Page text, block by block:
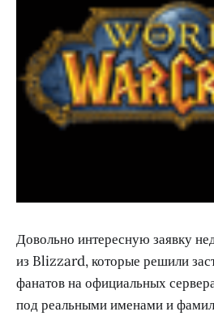
Довольно интересную заявку
из Blizzard, которые решили
фанатов на официальных
под реальными именами и